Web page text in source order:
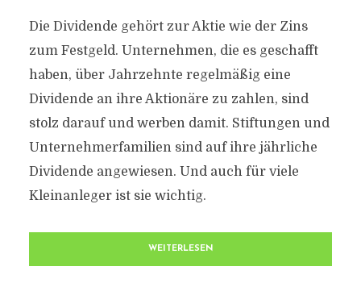
Die Dividende gehört zur Aktie wie der Zins
zum Festgeld. Unternehmen, die es geschafft
haben, über Jahrzehnte regelmäßig eine
Dividende an ihre Aktionäre zu zahlen, sind
stolz darauf und werben damit. Stiftungen und
Unternehmerfamilien sind auf ihre jährliche
Dividende angewiesen. Und auch für viele
Kleinanleger ist sie wichtig.
WEITERLESEN